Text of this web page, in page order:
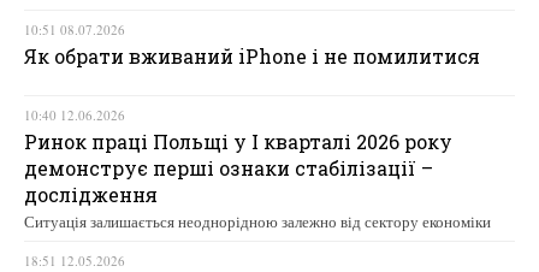
10:51 08.07.2026
Як обрати вживаний iPhone і не помилитися
10:40 12.06.2026
Ринок праці Польщі у І кварталі 2026 року
демонструє перші ознаки стабілізації –
дослідження
Ситуація залишається неоднорідною залежно від сектору економіки
18:51 12.05.2026